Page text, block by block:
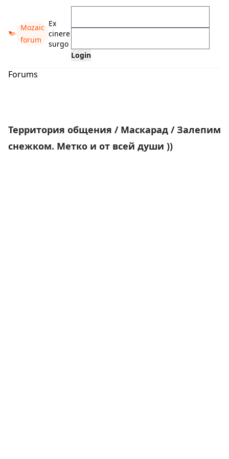
Mozaic
forum
Ex
cinere
surgo
Forums
Территория общения / Маскарад / Залепим
снежком. Метко и от всей души ))